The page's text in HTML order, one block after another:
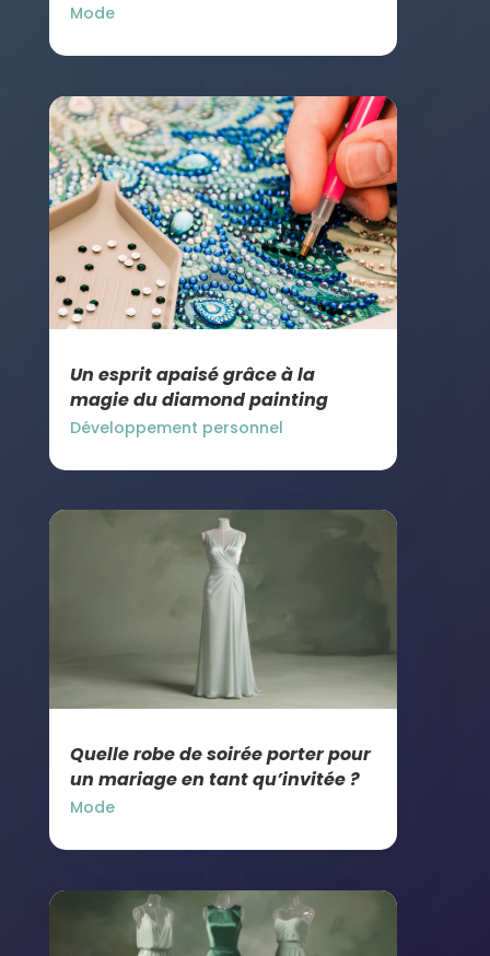
Mode
Un esprit apaisé grâce à la
magie du diamond painting
Développement personnel
Quelle robe de soirée porter pour
un mariage en tant qu’invitée ?
Mode